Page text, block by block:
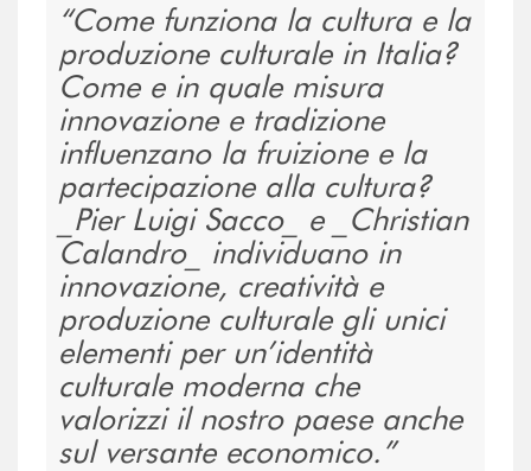
Come funziona la cultura e la
produzione culturale in Italia?
Come e in quale misura
innovazione e tradizione
influenzano la fruizione e la
partecipazione alla cultura?
_Pier Luigi Sacco_ e _Christian
Calandro_ individuano in
innovazione, creatività e
produzione culturale gli unici
elementi per un’identità
culturale moderna che
valorizzi il nostro paese anche
sul versante economico.